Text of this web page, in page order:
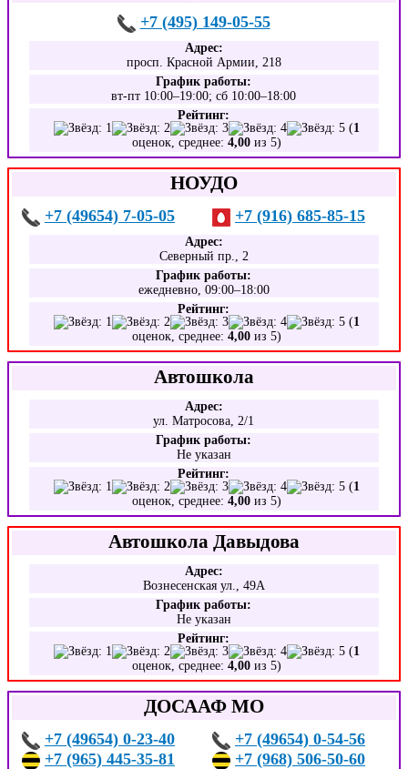
+7 (495) 149-05-55
Адрес:
просп. Красной Армии, 218
График работы:
вт-пт 10:00–19:00; сб 10:00–18:00
Рейтинг:
(1
оценок, среднее:4,00 из 5)
НОУДО
+7 (49654) 7-05-05 +7 (916) 685-85-15
Адрес:
Северный пр., 2
График работы:
ежедневно, 09:00–18:00
Рейтинг:
(1
оценок, среднее:4,00 из 5)
Автошкола
Адрес:
ул. Матросова, 2/1
График работы:
Не указан
Рейтинг:
(1
оценок, среднее:4,00 из 5)
Автошкола Давыдова
Адрес:
Вознесенская ул., 49А
График работы:
Не указан
Рейтинг:
(1
оценок, среднее:4,00 из 5)
ДОСААФ МО
+7 (49654) 0-23-40
+7 (49654) 0-54-56
+7 (965) 445-35-81
+7 (968) 506-50-60